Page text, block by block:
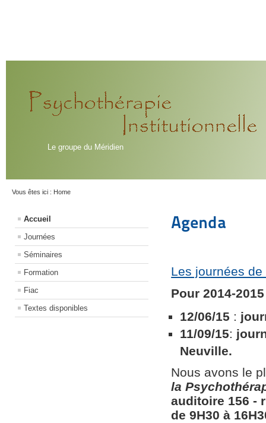
Le groupe du Méridien
Vous êtes ici : Home
Accueil
Journées
Séminaires
Formation
Fiac
Textes disponibles
Agenda
Les journées
Pour 2014-
12/06/15 :
11/09/15:
Neuville.
Nous avons le
la
auditoire 156​ ​-
de 9H30 à